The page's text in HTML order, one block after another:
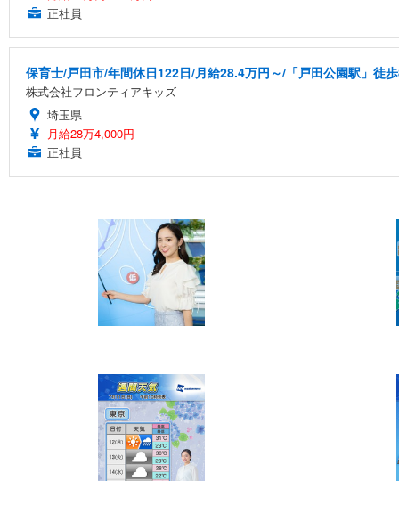
正社員
保育士/戸田市/年間休日122日/月給28.4万円～/「戸田公園駅」徒
株式会社フロンティアキッズ
埼玉県
月給28万4,000円
正社員